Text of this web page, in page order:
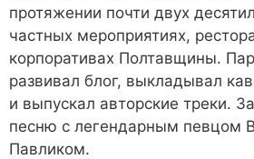
протяжении почти двух
частных мероприятиях,
корпоративах Полтавщины.
развивал блог, выкладывал
и выпускал авторские треки.
песню с легендарным певцом
Павликом.